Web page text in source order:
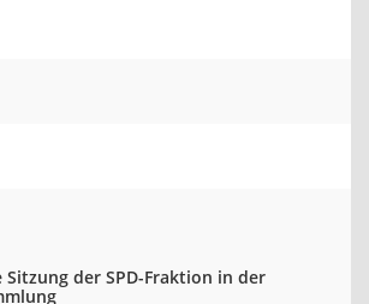
der SPD-Fraktion in der